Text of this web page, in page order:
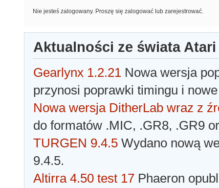
Nie jesteś zalogowany. Proszę się zalogować lub zarejestrować.
Aktualności ze świata Atari
Gearlynx 1.2.21 Nowa wersja
przynosi poprawki timingu i
Nowa wersja DitherLab wraz z
do formatów .MIC, .GR8, .GR9
TURGEN 9.4.5 Wydano nową
9.4.5.
Altirra 4.50 test 17 Phaeron